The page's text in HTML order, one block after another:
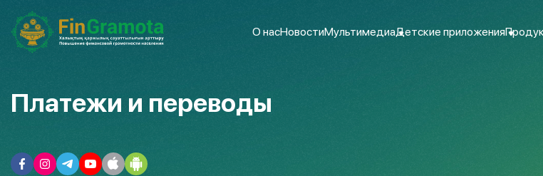
О насНовостиМультимедиаДетские приложения
Платежи и переводы